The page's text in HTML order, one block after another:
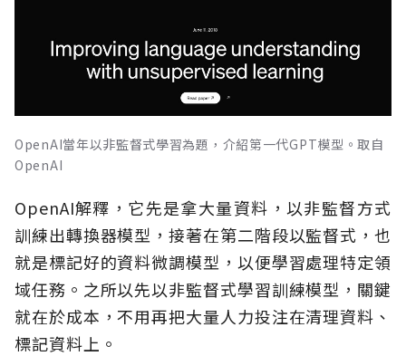
OpenAI當年以非監督式學習為題，介紹第一代GPT模型。取自
OpenAI
OpenAI解釋，它先是拿大量資料，以非監督方式
訓練出轉換器模型，接著在第二階段以監督式，也
就是標記好的資料微調模型，以便學習處理特定領
域任務。之所以先以非監督式學習訓練模型，關鍵
就在於成本，不用再把大量人力投注在清理資料、
標記資料上。